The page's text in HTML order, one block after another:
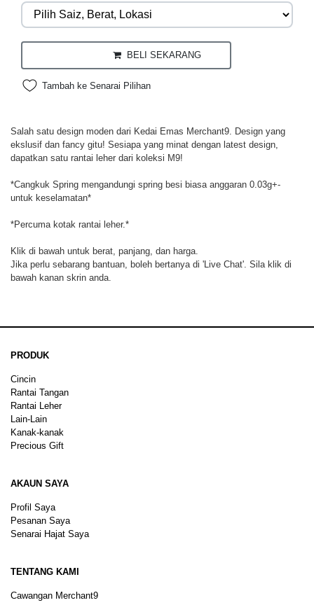
BELI SEKARANG
Tambah ke Senarai Pilihan
Salah satu design moden dari Kedai Emas Merchant9. Design yang
ekslusif dan fancy gitu! Sesiapa yang minat dengan latest design,
dapatkan satu rantai leher dari koleksi M9!
*Cangkuk Spring mengandungi spring besi biasa anggaran 0.03g+-
untuk keselamatan*
*Percuma kotak rantai leher.*
Klik di bawah untuk berat, panjang, dan harga.
Jika perlu sebarang bantuan, boleh bertanya di 'Live Chat'. Sila klik di
bawah kanan skrin anda.
PRODUK
Cincin
Rantai Tangan
Rantai Leher
Lain-Lain
Kanak-kanak
Precious Gift
AKAUN SAYA
Profil Saya
Pesanan Saya
Senarai Hajat Saya
TENTANG KAMI
Cawangan Merchant9